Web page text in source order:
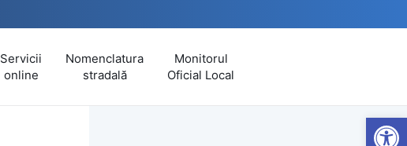
Servicii
online
Nomenclatura
stradală
Monitorul
Oficial Local